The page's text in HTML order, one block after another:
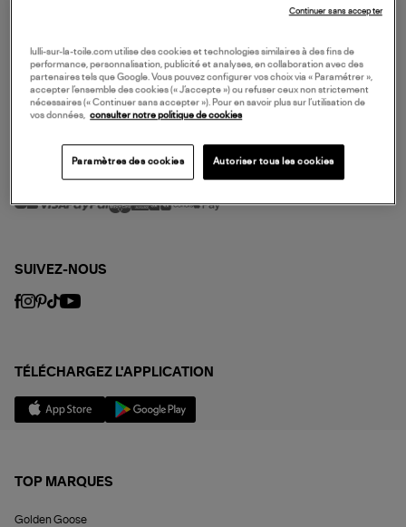
NOS SERVICES
SERVICE CLIENT
MODE DE PAIEMENT
SUIVEZ-NOUS
TÉLÉCHARGEZ L'APPLICATION
TOP MARQUES
Golden Goose
lulli-sur-la-toile.com utilise des cookies et technologies similaires à des fins de
performance, personnalisation, publicité et analyses, en collaboration avec des
partenaires tels que Google. Vous pouvez configurer vos choix via « Paramétrer »,
accepter l’ensemble des cookies (« J’accepte ») ou refuser ceux non strictement
nécessaires (« Continuer sans accepter »). Pour en savoir plus sur l’utilisation de
vos données,
consulter notre politique de cookies
Paramètres des cookies Autoriser tous les cookies
Continuer sans accepter